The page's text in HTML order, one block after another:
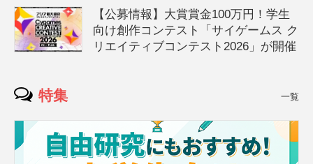
【公募情報】大賞賞金100万円！学生
向け創作コンテスト「サイゲームス ク
リエイティブコンテスト2026」が開催
特集 一覧